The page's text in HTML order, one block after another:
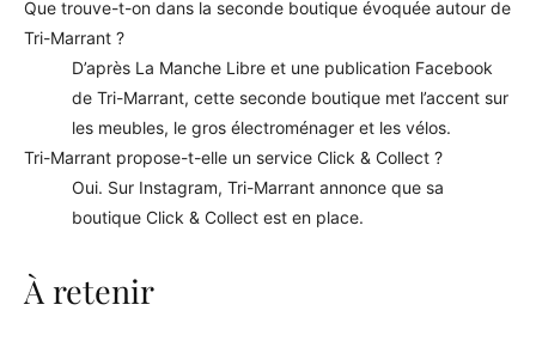
Que trouve-t-on dans la seconde boutique évoquée autour de
Tri-Marrant ?
D’après La Manche Libre et une publication Facebook
de Tri-Marrant, cette seconde boutique met l’accent sur
les meubles, le gros électroménager et les vélos.
Tri-Marrant propose-t-elle un service Click & Collect ?
Oui. Sur Instagram, Tri-Marrant annonce que sa
boutique Click & Collect est en place.
À retenir